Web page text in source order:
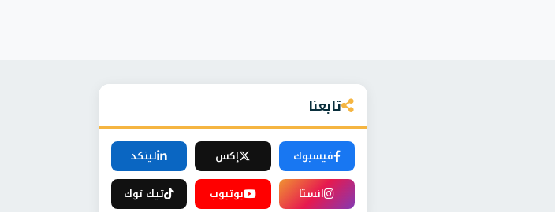
تابعنا
فيسبوك إكس
لينكد
انستا
يوتيوب تيك توك